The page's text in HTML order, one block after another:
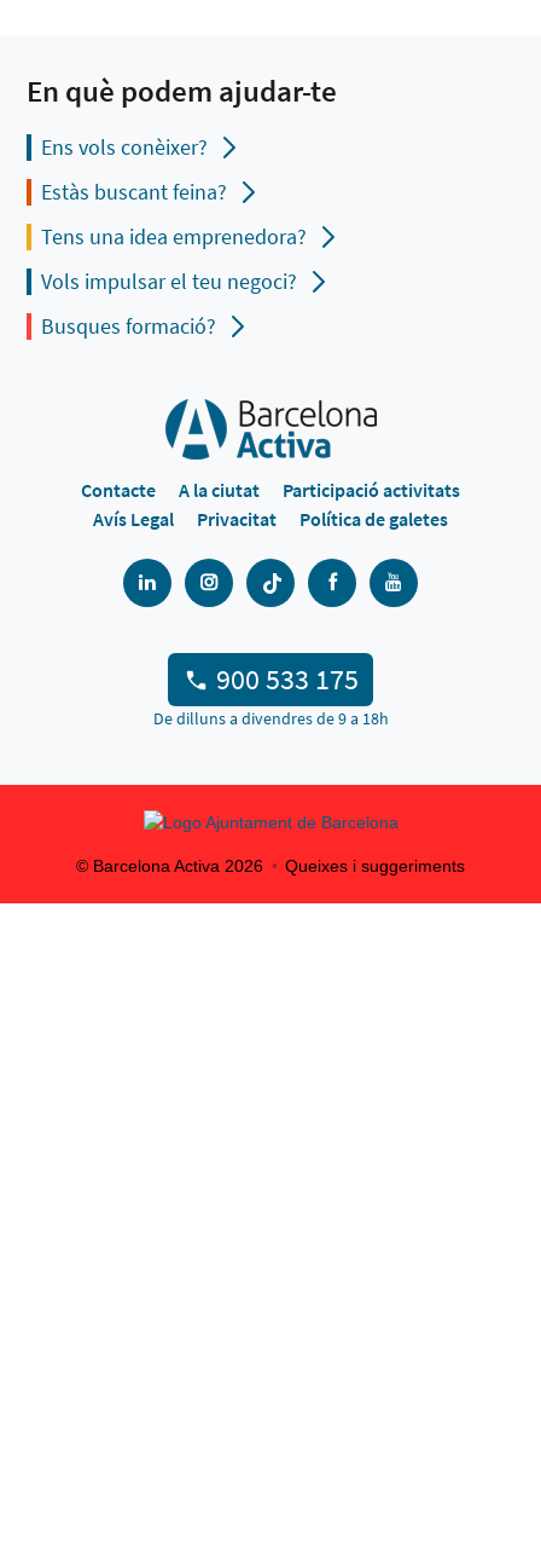
En què podem ajudar-te
Ens vols conèixer?
Estàs buscant feina?
Tens una idea emprenedora?
Vols impulsar el teu negoci?
Busques formació?
Contacte A la ciutat
Participació activitats
Avís Legal
Privacitat Política de galetes
900 533 175
De dilluns a divendres de 9 a 18h
© Barcelona Activa 2026 Queixes i suggeriments